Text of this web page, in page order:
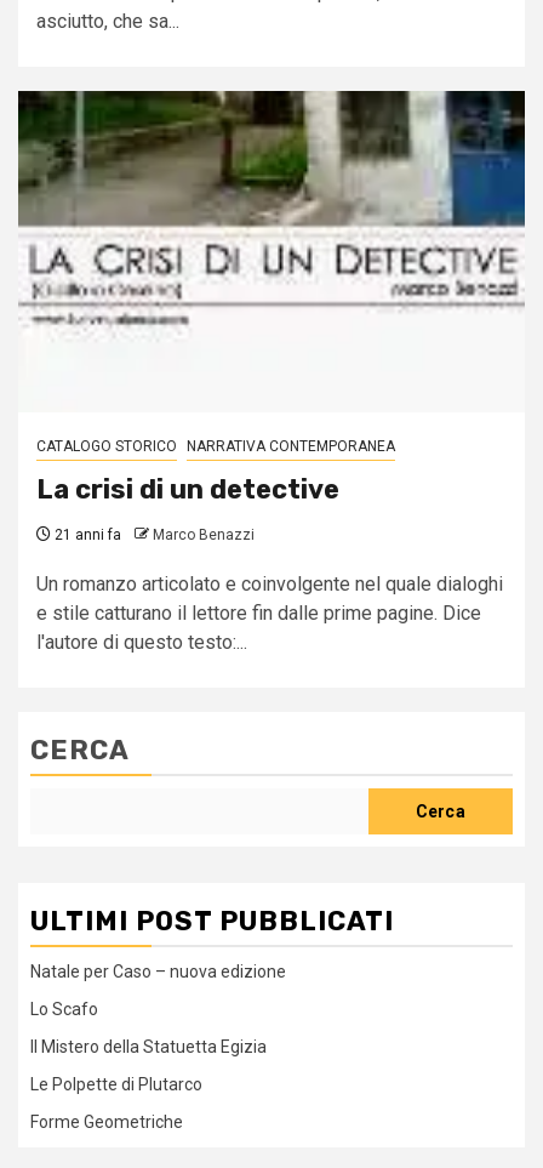
asciutto, che sa...
CATALOGO STORICO NARRATIVA CONTEMPORANEA
La crisi di un detective
21 anni fa Marco Benazzi
Un romanzo articolato e coinvolgente nel quale dialoghi
e stile catturano il lettore fin dalle prime pagine. Dice
l'autore di questo testo:...
CERCA
Cerca
ULTIMI POST PUBBLICATI
Natale per Caso – nuova edizione
Lo Scafo
Il Mistero della Statuetta Egizia
Le Polpette di Plutarco
Forme Geometriche